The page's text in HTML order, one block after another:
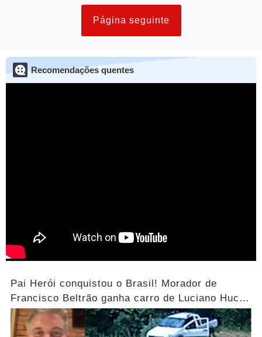
Página seguinte
Recomendações quentes
Pai Herói conquistou o Brasil! Morador de
Francisco Beltrão ganha carro de Luciano Huck
após vídeo dos filhos viralizar.... Ver mais